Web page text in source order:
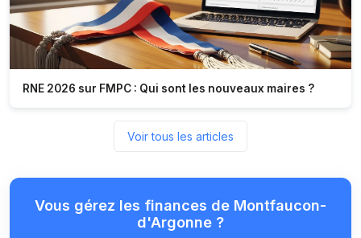
RNE 2026 sur FMPC : Qui sont les nouveaux maires ?
Voir tous les articles
Vous gérez les finances de Montfaucon-
d'Argonne ?